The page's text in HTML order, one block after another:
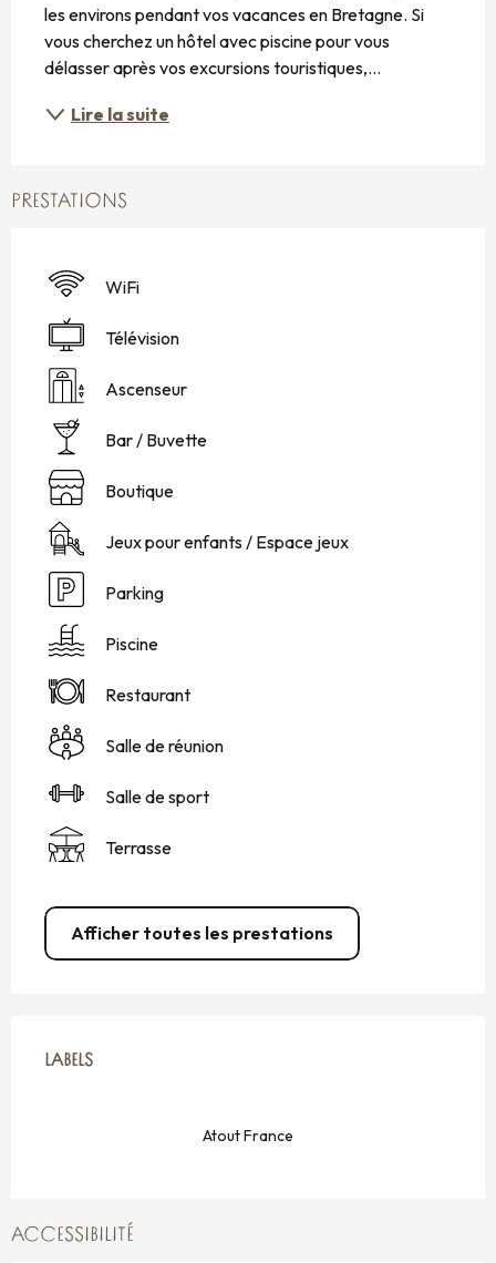
les environs pendant vos vacances en Bretagne. Si
vous cherchez un hôtel avec piscine pour vous
délasser après vos excursions touristiques,...
Lire la suite
PRESTATIONS
WiFi
Télévision
Ascenseur
Bar / Buvette
Boutique
Jeux pour enfants / Espace jeux
Parking
Piscine
Restaurant
Salle de réunion
Salle de sport
Terrasse
Afficher toutes les prestations
LABELS
LABELS
Atout France
ACCESSIBILITÉ